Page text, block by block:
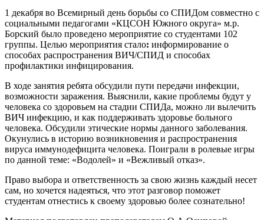
1 декабря во Всемирный день борьбы со СПИДом совместно с
социальными педагогами «КЦСОН Южного округа» м.р.
Борский было проведено мероприятие со студентами 102
группы. Целью мероприятия стало: информирование о
способах распространения ВИЧ/СПИД и способах
профилактики инфицирования.
В ходе занятия ребята обсудили пути передачи инфекции,
возможности заражения. Выяснили, какие проблемы будут у
человека со здоровьем на стадии СПИДа, можно ли вылечить
ВИЧ инфекцию, и как поддерживать здоровье больного
человека. Обсудили этические нормы данного заболевания.
Окунулись в историю возникновения и распространения
вируса иммунодефицита человека. Поиграли в ролевые игры
по данной теме: «Водолей» и «Вежливый отказ».
Право выбора и ответственность за свою жизнь каждый несет
сам, но хочется надеяться, что этот разговор поможет
студентам отнестись к своему здоровью более сознательно!